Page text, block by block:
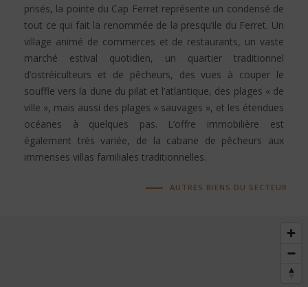
prisés, la pointe du Cap Ferret représente un condensé de
tout ce qui fait la renommée de la presqu’ile du Ferret. Un
village animé de commerces et de restaurants, un vaste
marché estival quotidien, un quartier traditionnel
d’ostréiculteurs et de pêcheurs, des vues à couper le
souffle vers la dune du pilat et l’atlantique, des plages « de
ville », mais aussi des plages « sauvages », et les étendues
océanes à quelques pas. L’offre immobilière est
également très variée, de la cabane de pêcheurs aux
immenses villas familiales traditionnelles.
AUTRES BIENS DU SECTEUR